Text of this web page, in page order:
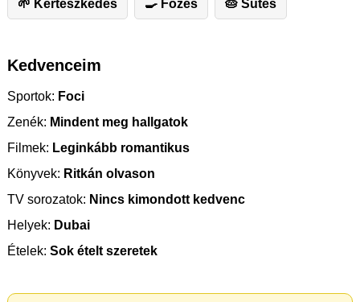
🌱 Kertészkedés 🍳 Főzés 🥧 Sütés
Kedvenceim
Sportok: Foci
Zenék: Mindent meg hallgatok
Filmek: Leginkább romantikus
Könyvek: Ritkán olvason
TV sorozatok: Nincs kimondott kedvenc
Helyek: Dubai
Ételek: Sok ételt szeretek